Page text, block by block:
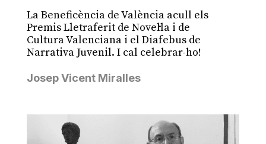
La Beneficència de València acull els
Premis Lletraferit de Novel·la i de
Cultura Valenciana i el Diafebus de
Narrativa Juvenil. I cal celebrar-ho!
Josep Vicent Miralles